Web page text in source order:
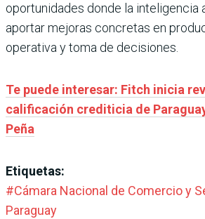
oportunidades donde la inteligencia
aportar mejoras concretas en
operativa y toma de decisiones.
Te puede interesar: Fitch inicia
calificación crediticia de
Peña
Etiquetas:
#Cámara Nacional de Comercio y
Paraguay